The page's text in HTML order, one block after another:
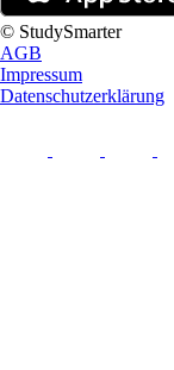
© StudySmarter
AGB
Impressum
Datenschutzerklärung